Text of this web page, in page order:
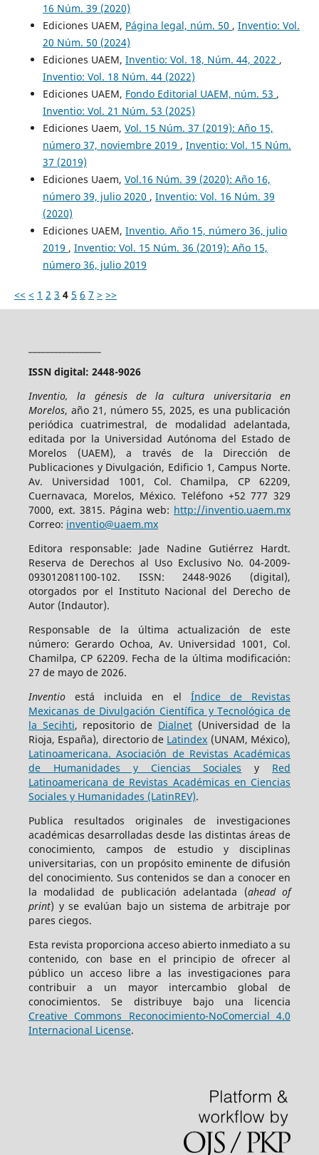
16 Núm. 39 (2020)
Ediciones UAEM, Página legal, núm. 50 , Inventio: Vol.
20 Núm. 50 (2024)
Ediciones UAEM, Inventio: Vol. 18, Núm. 44, 2022 ,
Inventio: Vol. 18 Núm. 44 (2022)
Ediciones UAEM, Fondo Editorial UAEM, núm. 53 ,
Inventio: Vol. 21 Núm. 53 (2025)
Ediciones Uaem, Vol. 15 Núm. 37 (2019): Año 15,
número 37, noviembre 2019 , Inventio: Vol. 15 Núm.
37 (2019)
Ediciones Uaem, Vol.16 Núm. 39 (2020): Año 16,
número 39, julio 2020 , Inventio: Vol. 16 Núm. 39
(2020)
Ediciones UAEM, Inventio. Año 15, número 36, julio
2019 , Inventio: Vol. 15 Núm. 36 (2019): Año 15,
número 36, julio 2019
<< < 1 2 3 4 5 6 7 > >>
ISSN digital: 2448-9026
Inventio, la génesis de la cultura universitaria en
Morelos, año 21, número 55, 2025, es una publicación
periódica cuatrimestral, de modalidad adelantada,
editada por la Universidad Autónoma del Estado de
Morelos (UAEM), a través de la Dirección de
Publicaciones y Divulgación, Edificio 1, Campus Norte.
Av. Universidad 1001, Col. Chamilpa, CP 62209,
Cuernavaca, Morelos, México. Teléfono +52 777 329
7000, ext. 3815. Página web: http://inventio.uaem.mx
Correo: inventio@uaem.mx
Editora responsable: Jade Nadine Gutiérrez Hardt.
Reserva de Derechos al Uso Exclusivo No. 04-2009-
093012081100-102. ISSN: 2448-9026 (digital),
otorgados por el Instituto Nacional del Derecho de
Autor (Indautor).
Responsable de la última actualización de este
número: Gerardo Ochoa, Av. Universidad 1001, Col.
Chamilpa, CP 62209. Fecha de la última modificación:
27 de mayo de 2026.
Inventioestá incluida en elÍndice de Revistas
Mexicanas de Divulgación Científica y Tecnológica de
la Secihti, repositorio de Dialnet(Universidad de la
Rioja, España), directorio de Latindex (UNAM, México),
Latinoamericana. Asociación de Revistas Académicas
de Humanidades y Ciencias Sociales y Red
Latinoamericana de Revistas Académicas en Ciencias
Sociales y Humanidades (LatinREV).
Publica resultados originales de investigaciones
académicas desarrolladas desde las distintas áreas de
conocimiento, campos de estudio y disciplinas
universitarias, con un propósito eminente de difusión
del conocimiento. Sus contenidos se dan a conocer en
la modalidad de publicación adelantada (ahead of
print) y se evalúan bajo un sistema de arbitraje por
pares ciegos.
Esta revista proporciona acceso abierto inmediato a su
contenido, con base en el principio de ofrecer al
público un acceso libre a las investigaciones para
contribuir a un mayor intercambio global de
conocimientos. Se distribuye bajo una licencia
Creative Commons Reconocimiento-NoComercial 4.0
Internacional License.